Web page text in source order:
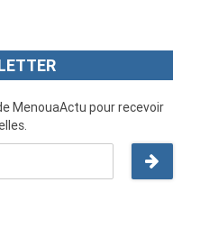
MenouaActu pour recevoir